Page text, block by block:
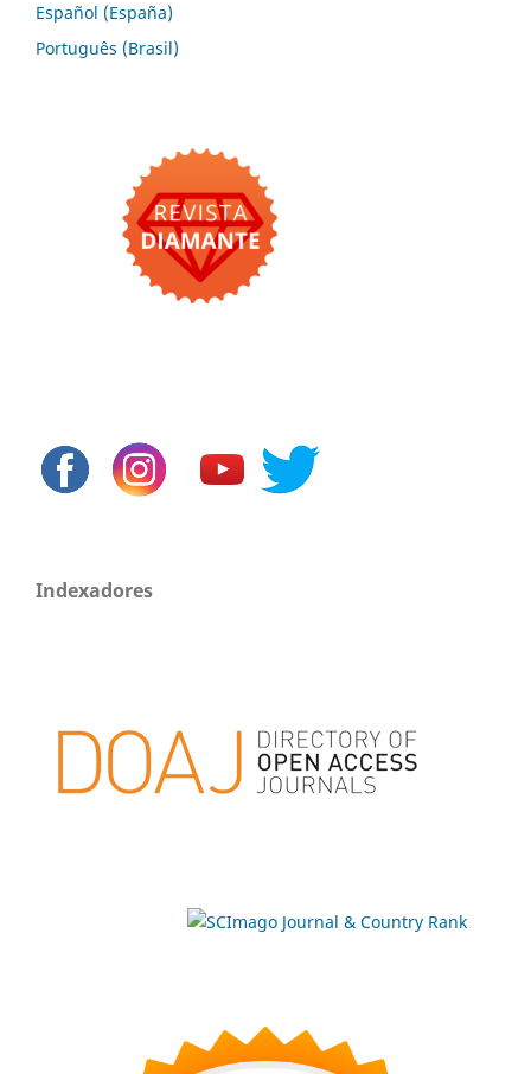
Español (España)
Português (Brasil)
Indexadores